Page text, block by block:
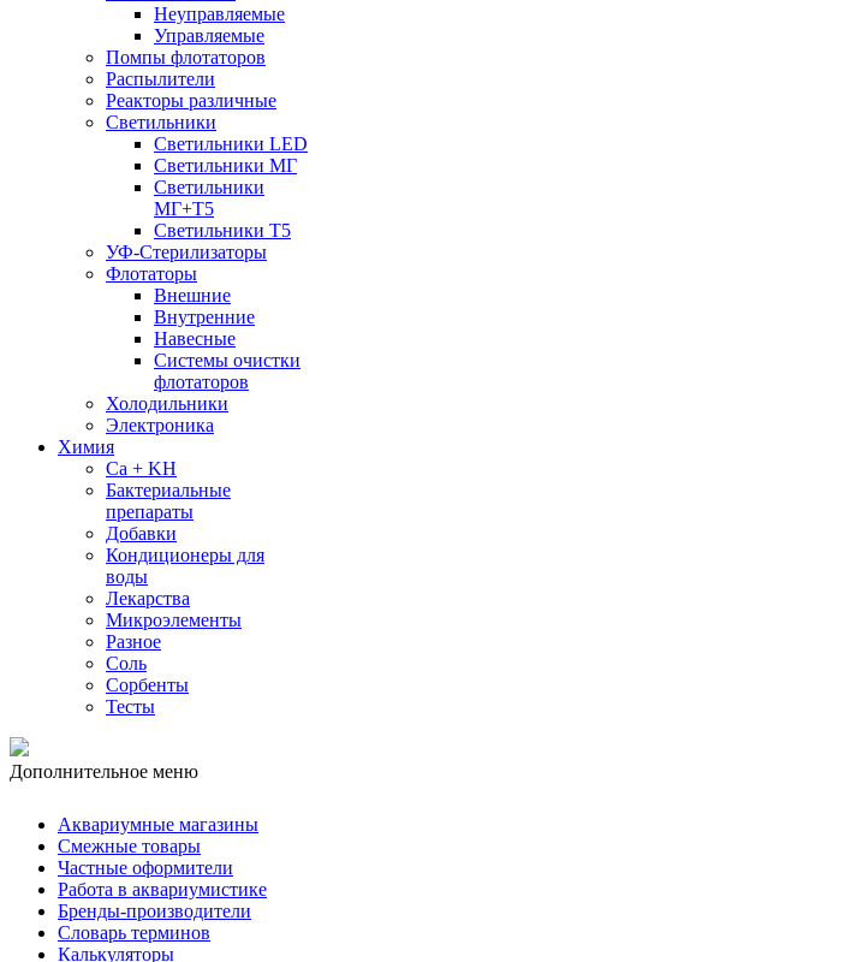
Неуправляемые
Управляемые
Помпы флотаторов
Распылители
Реакторы различные
Светильники
Светильники LED
Светильники МГ
Светильники
МГ+T5
Светильники Т5
УФ-Стерилизаторы
Флотаторы
Внешние
Внутренние
Навесные
Системы очистки
флотаторов
Холодильники
Электроника
Химия
Ca + KH
Бактериальные
препараты
Добавки
Кондиционеры для
воды
Лекарства
Микроэлементы
Разное
Соль
Сорбенты
Тесты
Дополнительное меню
Аквариумные магазины
Смежные товары
Частные оформители
Работа в аквариумистике
Бренды-производители
Словарь терминов
Калькуляторы